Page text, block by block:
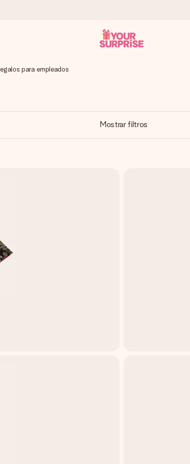
que lo entregues en el momento perfecto, cuando más
mensaje que llegue al corazón. Sin complicaciones,
para empleados
Mostrar filtros